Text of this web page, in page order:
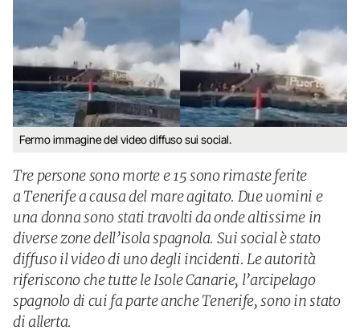
Fermo immagine del video diffuso sui social.
Tre persone sono morte e 15 sono rimaste ferite
a Tenerife a causa del mare agitato. Due uomini e
una donna sono stati travolti da onde altissime in
diverse zone dell’isola spagnola. Sui social è stato
diffuso il video di uno degli incidenti. Le autorità
riferiscono che tutte le Isole Canarie, l’arcipelago
spagnolo di cui fa parte anche Tenerife, sono in stato
di allerta.